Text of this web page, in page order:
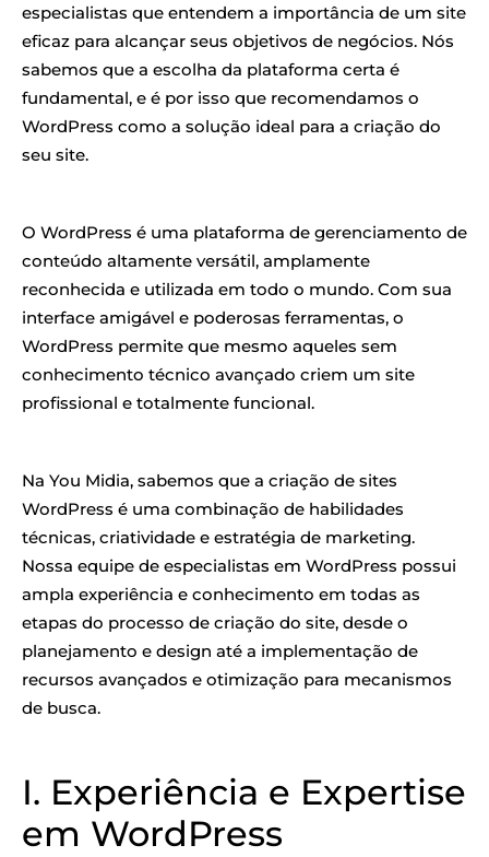
especialistas que entendem a importância de um site
eficaz para alcançar seus objetivos de negócios. Nós
sabemos que a escolha da plataforma certa é
fundamental, e é por isso que recomendamos o
WordPress como a solução ideal para a criação do
seu site.
O WordPress é uma plataforma de gerenciamento de
conteúdo altamente versátil, amplamente
reconhecida e utilizada em todo o mundo. Com sua
interface amigável e poderosas ferramentas, o
WordPress permite que mesmo aqueles sem
conhecimento técnico avançado criem um site
profissional e totalmente funcional.
Na You Midia, sabemos que a criação de sites
WordPress é uma combinação de habilidades
técnicas, criatividade e estratégia de marketing.
Nossa equipe de especialistas em WordPress possui
ampla experiência e conhecimento em todas as
etapas do processo de criação do site, desde o
planejamento e design até a implementação de
recursos avançados e otimização para mecanismos
de busca.
I. Experiência e Expertise
em WordPress